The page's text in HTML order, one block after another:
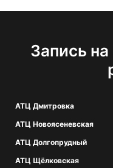
Запись
АТЦ Дмитровка
АТЦ Новоясеневская
АТЦ Долгопрудный
АТЦ Щёлковская